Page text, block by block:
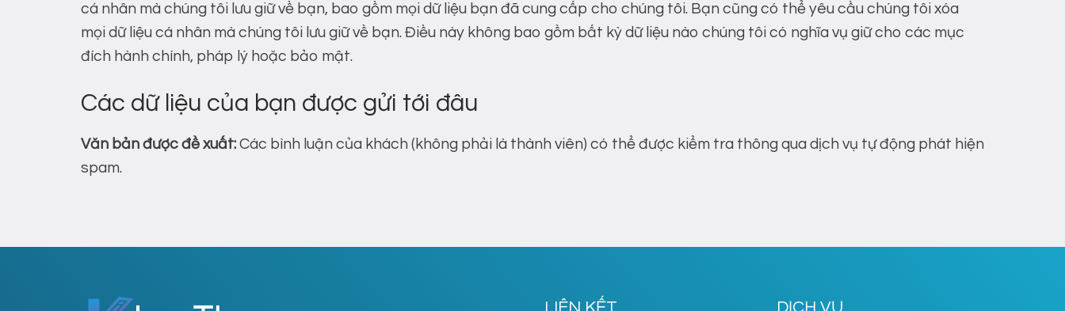
cá nhân mà chúng tôi lưu giữ về bạn, bao gồm mọi dữ liệu bạn đã cung cấp cho chúng tôi. Bạn cũng có thể yêu cầu chúng tôi xóa
mọi dữ liệu cá nhân mà chúng tôi lưu giữ về bạn. Điều này không bao gồm bất kỳ dữ liệu nào chúng tôi có nghĩa vụ giữ cho các mục
đích hành chính, pháp lý hoặc bảo mật.
Các dữ liệu của bạn được gửi tới đâu
Văn bản được đề xuất: Các bình luận của khách (không phải là thành viên) có thể được kiểm tra thông qua dịch vụ tự động phát hiện
spam.